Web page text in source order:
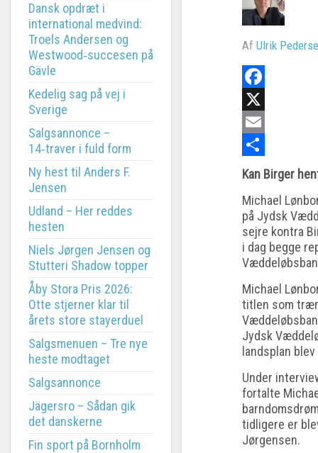
AfUlrik
Facebook
X
Email
Share
Kan Birger
Michael
på Jydsk
sejre kontra
i dag begge
Michael
titlen som
Jydsk
landsplan
Under
fortalte
tidligere er
Jørgensen.
Dansk opdræt i
international medvind:
Troels Andersen og
Westwood‑succesen på
Gävle
Kedelig sag på vej i
Sverige
Salgsannonce –
14‑traver i fuld form
Ny hest til Anders F.
Jensen
Udland – Her reddes
hesten
Niels Jørgen Jensen og
Stutteri Shadow topper
Åby Stora Pris 2026:
Otte stjerner klar til
årets store stayerduel
Salgsmenuen – Tre nye
heste modtaget
Salgsannonce
Jägersro – Sådan gik
det danskerne
Fin sport på Bornholm